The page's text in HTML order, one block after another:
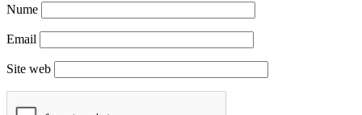
Nume
Email
Site web